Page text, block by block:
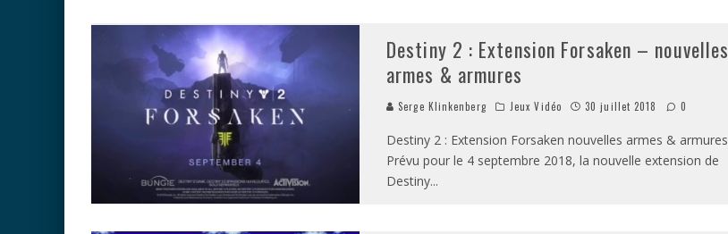
Destiny 2 : Extension Forsaken – nouvelles
armes & armures
Serge Klinkenberg Jeux Vidéo 30 juillet 2018 0
Destiny 2 : Extension Forsaken nouvelles armes & armures
Prévu pour le 4 septembre 2018, la nouvelle extension de
Destiny...